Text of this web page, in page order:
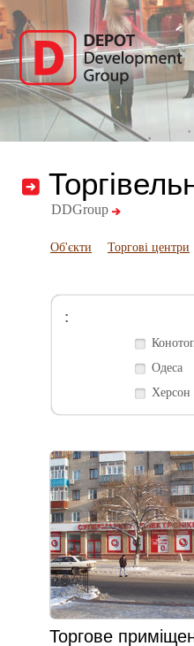
DDGroup
Об'єкти Торгові центри
:
Одеса
Херсон
Торгове